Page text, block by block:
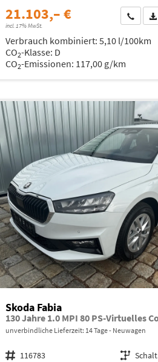
21.103,– €
incl. 17% MwSt.
Wir
Verbrauch kombiniert: 5,10 l/100km
CO2-Klasse: D
CO2-Emissionen: 117,00 g/km
Skoda Fabia
unverbindliche Lieferzeit: 14 Tage Neuwagen
Fahrzeugnr. 116783 Getriebe